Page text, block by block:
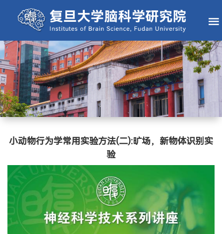
小动物行为学常用实验方法(二):旷场，新物体识别实
验